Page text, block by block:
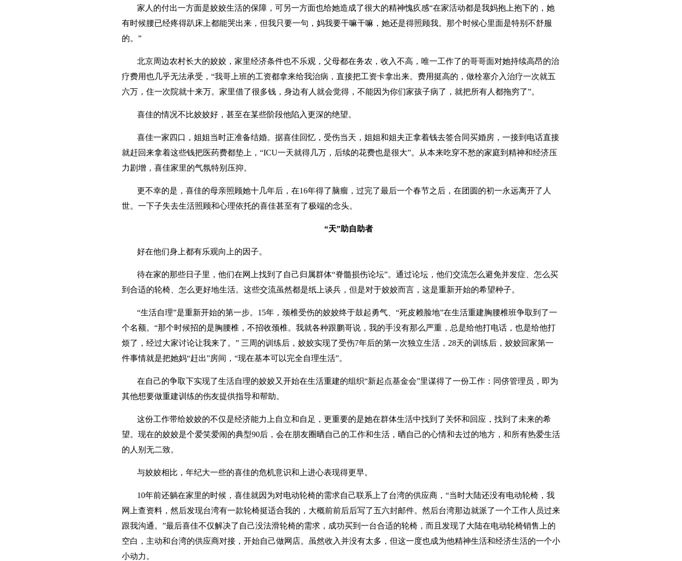
家人的付出一方面是姣姣生活的保障，可另一方面也给她造成了很大的精神愧疚感“在家活动都是我妈抱上抱下的，她
有时候腰已经疼得趴床上都能哭出来，但我只要一句，妈我要干嘛干嘛，她还是得照顾我。那个时候心里面是特别不舒服
的。”
北京周边农村长大的姣姣，家里经济条件也不乐观，父母都在务农，收入不高，唯一工作了的哥哥面对她持续高昂的治
疗费用也几乎无法承受，“我哥上班的工资都拿来给我治病，直接把工资卡拿出来。费用挺高的，做栓塞介入治疗一次就五
六万，住一次院就十来万。家里借了很多钱，身边有人就会觉得，不能因为你们家孩子病了，就把所有人都拖穷了”。
喜佳的情况不比姣姣好，甚至在某些阶段他陷入更深的绝望。
喜佳一家四口，姐姐当时正准备结婚。据喜佳回忆，受伤当天，姐姐和姐夫正拿着钱去签合同买婚房，一接到电话直接
就赶回来拿着这些钱把医药费都垫上，“ICU一天就得几万，后续的花费也是很大”。从本来吃穿不愁的家庭到精神和经济压
力剧增，喜佳家里的气氛特别压抑。
更不幸的是，喜佳的母亲照顾她十几年后，在16年得了脑瘤，过完了最后一个春节之后，在团圆的初一永远离开了人
世。一下子失去生活照顾和心理依托的喜佳甚至有了极端的念头。
“天”助自助者
好在他们身上都有乐观向上的因子。
待在家的那些日子里，他们在网上找到了自己归属群体“脊髓损伤论坛”。通过论坛，他们交流怎么避免并发症、怎么买
到合适的轮椅、怎么更好地生活。这些交流虽然都是纸上谈兵，但是对于姣姣而言，这是重新开始的希望种子。
“生活自理”是重新开始的第一步。15年，颈椎受伤的姣姣终于鼓起勇气、“死皮赖脸地”在生活重建胸腰椎班争取到了一
个名额。“那个时候招的是胸腰椎，不招收颈椎。我就各种跟鹏哥说，我的手没有那么严重，总是给他打电话，也是给他打
烦了，经过大家讨论让我来了。” 三周的训练后，姣姣实现了受伤7年后的第一次独立生活，28天的训练后，姣姣回家第一
件事情就是把她妈“赶出”房间，“现在基本可以完全自理生活”。
在自己的争取下实现了生活自理的姣姣又开始在生活重建的组织“新起点基金会”里谋得了一份工作：同侪管理员，即为
其他想要做重建训练的伤友提供指导和帮助。
这份工作带给姣姣的不仅是经济能力上自立和自足，更重要的是她在群体生活中找到了关怀和回应，找到了未来的希
望。现在的姣姣是个爱笑爱闹的典型90后，会在朋友圈晒自己的工作和生活，晒自己的心情和去过的地方，和所有热爱生活
的人别无二致。
与姣姣相比，年纪大一些的喜佳的危机意识和上进心表现得更早。
10年前还躺在家里的时候，喜佳就因为对电动轮椅的需求自己联系上了台湾的供应商，“当时大陆还没有电动轮椅，我
网上查资料，然后发现台湾有一款轮椅挺适合我的，大概前前后后写了五六封邮件。然后台湾那边就派了一个工作人员过来
跟我沟通。”最后喜佳不仅解决了自己没法滑轮椅的需求，成功买到一台合适的轮椅，而且发现了大陆在电动轮椅销售上的
空白，主动和台湾的供应商对接，开始自己做网店。虽然收入并没有太多，但这一度也成为他精神生活和经济生活的一个小
小动力。